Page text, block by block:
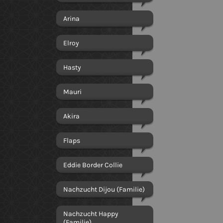
Arina
Elroy
Hasty
Mauri
Akira
Flaps
Eddie Border Collie
Nachzucht Dijou (Familie)
Nachzucht Happy